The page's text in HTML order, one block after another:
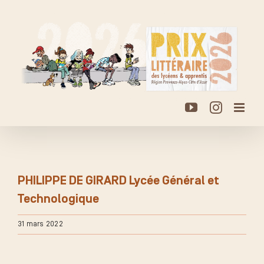
YouTube
PHILIPPE DE GIRARD Lycée Général et
Technologique
31 mars 2022